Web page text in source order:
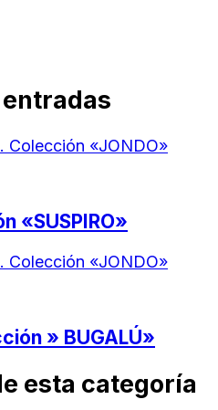
«SUSPIRO»
» BUGALÚ»
esta categoría